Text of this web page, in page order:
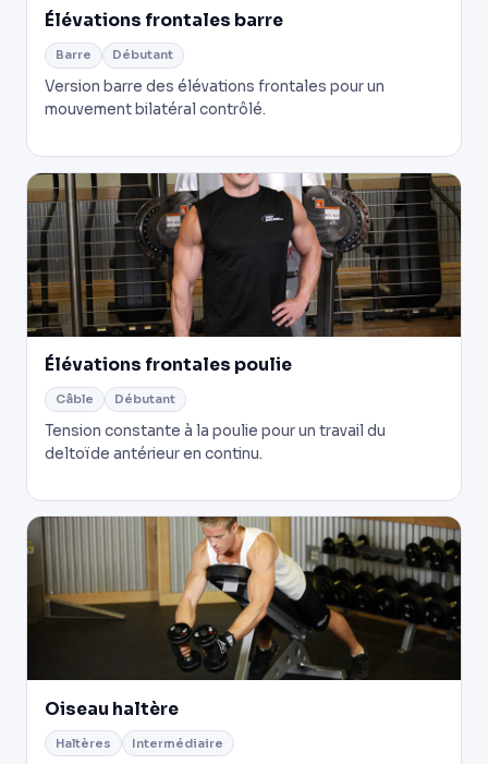
Élévations frontales barre
Barre Débutant
Version barre des élévations frontales pour un
mouvement bilatéral contrôlé.
Élévations frontales poulie
Câble Débutant
Tension constante à la poulie pour un travail du
deltoïde antérieur en continu.
Oiseau haltère
Haltères Intermédiaire